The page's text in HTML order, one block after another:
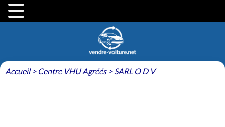
Accueil> Centre VHU Agréés>SARL O D V